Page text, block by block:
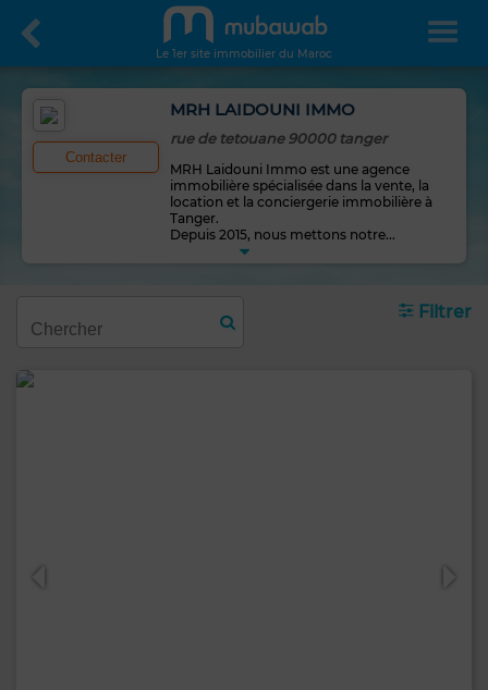
Le 1er site immobilier du Maroc
Contacter
MRH LAIDOUNI IMMO
rue de tetouane 90000 tanger
MRH Laidouni Immo est une agence
immobilière spécialisée dans la vente, la
location et la conciergerie immobilière à
Tanger.
Depuis 2015, nous mettons notre...
Filtrer